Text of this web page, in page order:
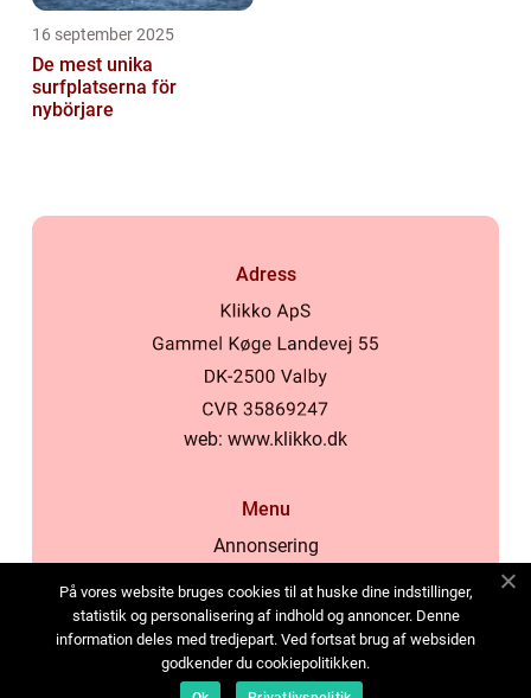
16 september 2025
De mest unika
surfplatserna för
nybörjare
Adress
web: www.klikko.dk
Menu
Annonsering
Cookies
Kontakta oss
Sitemap
På vores website bruges cookies til at huske dine indstillinger,
statistik og personalisering af indhold og annoncer. Denne
information deles med tredjepart. Ved fortsat brug af websiden
godkender du cookiepolitikken.